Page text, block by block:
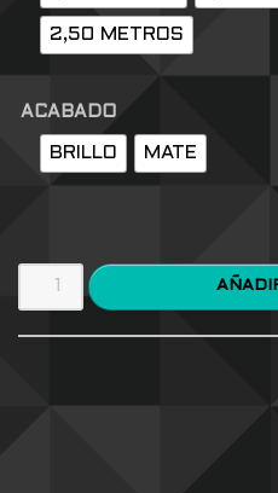
2,50 METROS
ACABADO
BRILLO MATE